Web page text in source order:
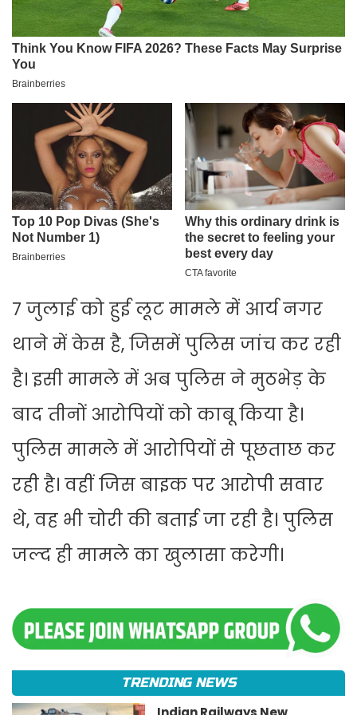
7 जुलाई को हुई लूट मामले में आर्य नगर
थाने में केस है, जिसमें पुलिस जांच कर रही
है। इसी मामले में अब पुलिस ने मुठभेड़ के
बाद तीनों आरोपियों को काबू किया है।
पुलिस मामले में आरोपियों से पूछताछ कर
रही है। वहीं जिस बाइक पर आरोपी सवार
थे, वह भी चोरी की बताई जा रही है। पुलिस
जल्द ही मामले का खुलासा करेगी।
TRENDING NEWS